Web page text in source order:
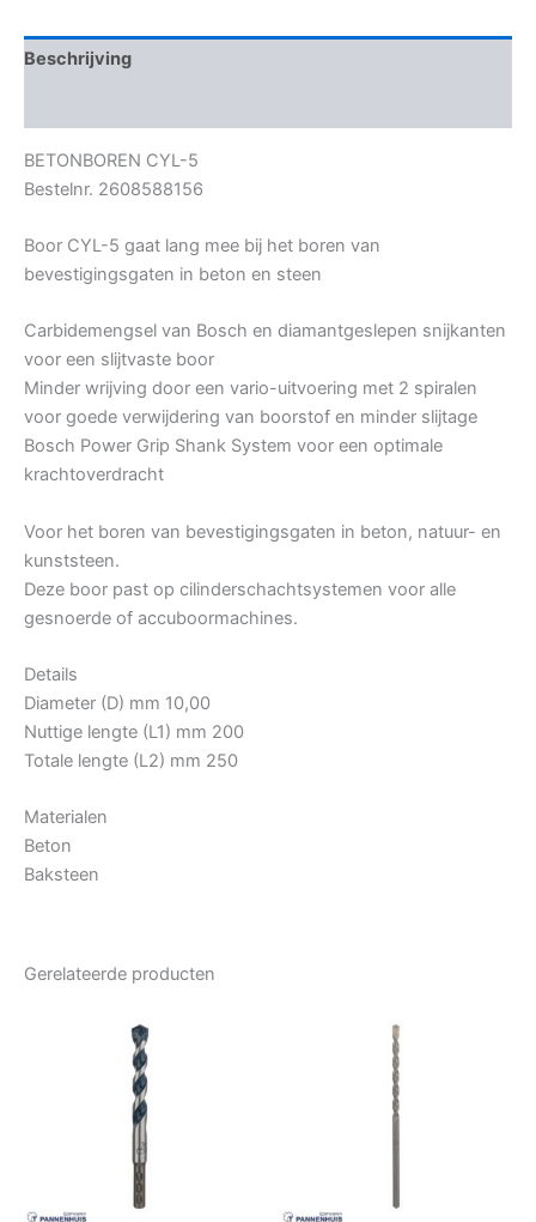
Beschrijving
BETONBOREN CYL-5
Bestelnr. 2608588156
Boor CYL-5 gaat lang mee bij het boren van
bevestigingsgaten in beton en steen
Carbidemengsel van Bosch en diamantgeslepen snijkanten
voor een slijtvaste boor
Minder wrijving door een vario-uitvoering met 2 spiralen
voor goede verwijdering van boorstof en minder slijtage
Bosch Power Grip Shank System voor een optimale
krachtoverdracht
Voor het boren van bevestigingsgaten in beton, natuur- en
kunststeen.
Deze boor past op cilinderschachtsystemen voor alle
gesnoerde of accuboormachines.
Details
Diameter (D) mm 10,00
Nuttige lengte (L1) mm 200
Totale lengte (L2) mm 250
Materialen
Beton
Baksteen
Gerelateerde producten